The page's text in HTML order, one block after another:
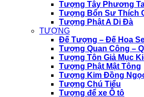
Tượng Tây Phương
Tượng Bổn Sư Thích
Tượng Phật A Di Đà
TƯỢNG
Đế Tượng – Đế Hoa
Tượng Quan Công –
Tượng Tôn Giả Mục
Tượng Phật Mật Tông
Tượng Kim Đồng
Tượng Chú Tiểu
Tượng để xe Ô tô